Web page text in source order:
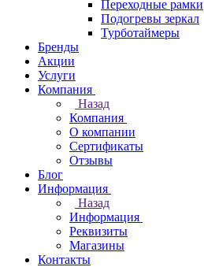
Переходные рамки
Подогревы зеркал
Турботаймеры
Бренды
Акции
Услуги
Компания
Назад
Компания
О компании
Сертификаты
Отзывы
Блог
Информация
Назад
Информация
Реквизиты
Магазины
Контакты